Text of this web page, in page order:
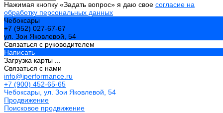
Нажимая кнопку «Задать вопрос» я даю свое согласие на
обработку персональных данных
Чебоксары
+7 (952) 027-67-67
ул. Зои Яковлевой, 54
Связаться с руководителем
Написать
Загрузка карты ...
Связаться с нами
info@iperformance.ru
+7 (900) 452-65-65
Чебоксары, ул. Зои Яковлевой, 54
Продвижение
Поисковое продвижение